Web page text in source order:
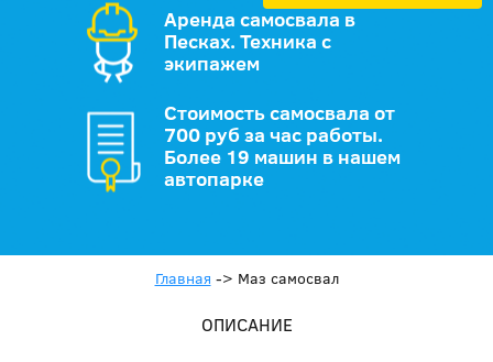
Аренда самосвала в
Песках. Техника с
экипажем
Стоимость самосвала от
700 руб за час работы.
Более 19 машин в нашем
автопарке
Главная -> Маз самосвал
ОПИСАНИЕ